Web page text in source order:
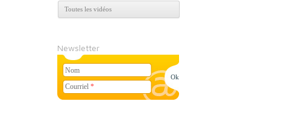
Toutes les vidéos
Newsletter
Courriel *
Nom